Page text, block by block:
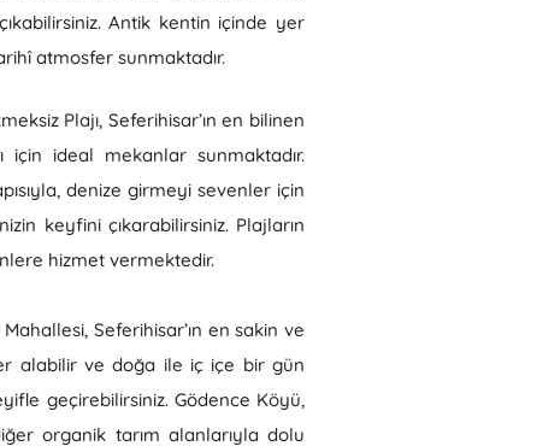
Antik kentin içinde yer
atmosfer sunmaktadır.
Plajı, Seferihisar’ın en bilinen
ideal mekanlar sunmaktadır.
denize girmeyi sevenler için
keyfini çıkarabilirsiniz. Plajların
hizmet vermektedir.
Seferihisar’ın en sakin ve
alabilir ve doğa ile iç içe bir gün
geçirebilirsiniz. Gödence Köyü,
organik tarım alanlarıyla dolu